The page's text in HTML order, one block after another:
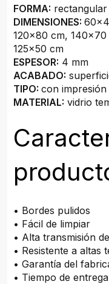
FORMA: rectangular
DIMENSIONES:
120x80 cm,
125x50 cm
ESPESOR: 4 mm
ACABADO:
TIPO: con impresión
MATERIAL: vidrio
• Bordes pulidos
• Fácil de limpiar
• Alta transmisión
• Resistente a altas
• Garantía del
• Tiempo de